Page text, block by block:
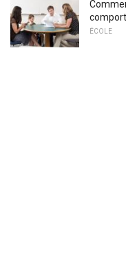
ÉCOLE